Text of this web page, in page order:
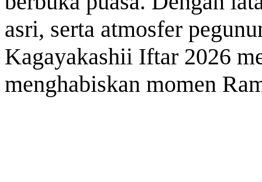
asri, serta atmosfer
Kagayakashii Iftar 2026
menghabiskan momen